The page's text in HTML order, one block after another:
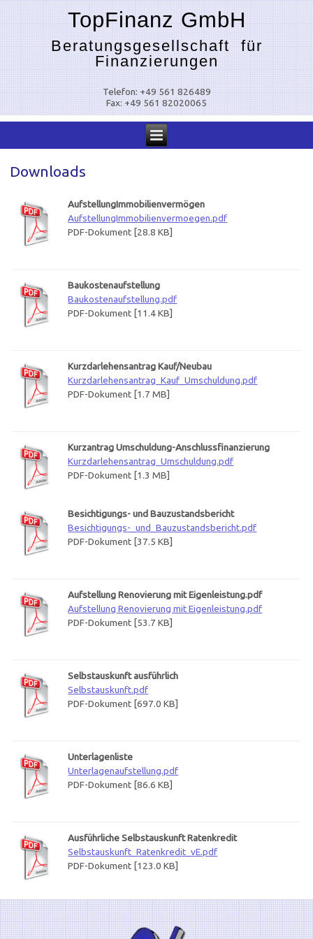
TopFinanz GmbH
Beratungsgesellschaft für
Finanzierungen
Telefon: +49 561 826489
Fax: +49 561 82020065
Downloads
AufstellungImmobilienvermögen
AufstellungImmobilienvermoegen.pdf
PDF-Dokument [28.8 KB]
Baukostenaufstellung
Baukostenaufstellung.pdf
PDF-Dokument [11.4 KB]
Kurzdarlehensantrag Kauf/Neubau
Kurzdarlehensantrag_Kauf_Umschuldung.pdf
PDF-Dokument [1.7 MB]
Kurzantrag Umschuldung-Anschlussfinanzierung
Kurzdarlehensantrag_Umschuldung.pdf
PDF-Dokument [1.3 MB]
Besichtigungs- und Bauzustandsbericht
Besichtigungs-_und_Bauzustandsbericht.pdf
PDF-Dokument [37.5 KB]
Aufstellung Renovierung mit Eigenleistung.pdf
Aufstellung Renovierung mit Eigenleistung.pdf
PDF-Dokument [53.7 KB]
Selbstauskunft ausführlich
Selbstauskunft.pdf
PDF-Dokument [697.0 KB]
Unterlagenliste
Unterlagenaufstellung.pdf
PDF-Dokument [86.6 KB]
Ausführliche Selbstauskunft Ratenkredit
Selbstauskunft_Ratenkredit_vE.pdf
PDF-Dokument [123.0 KB]